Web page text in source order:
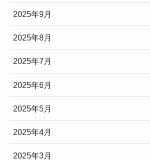
2025年9月
2025年8月
2025年7月
2025年6月
2025年5月
2025年4月
2025年3月